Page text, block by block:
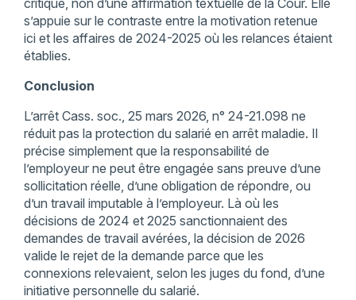
critique, non d’une affirmation textuelle de la Cour. Elle
s’appuie sur le contraste entre la motivation retenue
ici et les affaires de 2024-2025 où les relances étaient
établies.
Conclusion
L’arrêt Cass. soc., 25 mars 2026, n° 24-21.098 ne
réduit pas la protection du salarié en arrêt maladie. Il
précise simplement que la responsabilité de
l’employeur ne peut être engagée sans preuve d’une
sollicitation réelle, d’une obligation de répondre, ou
d’un travail imputable à l’employeur. Là où les
décisions de 2024 et 2025 sanctionnaient des
demandes de travail avérées, la décision de 2026
valide le rejet de la demande parce que les
connexions relevaient, selon les juges du fond, d’une
initiative personnelle du salarié.